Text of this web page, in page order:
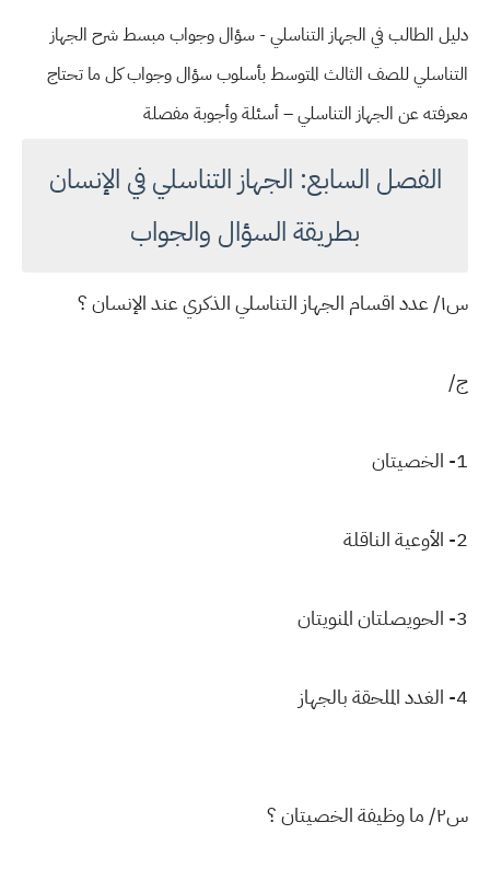
دليل الطالب في الجهاز التناسلي - سؤال وجواب مبسط شرح الجهاز
التناسلي للصف الثالث المتوسط بأسلوب سؤال وجواب كل ما تحتاج
معرفته عن الجهاز التناسلي – أسئلة وأجوبة مفصلة
الفصل السابع: الجهاز التناسلي في الإنسان
بطريقة السؤال والجواب
س١/ عدد اقسام الجهاز التناسلي الذكري عند الإنسان ؟
ج/
1- الخصيتان
2- الأوعية الناقلة
3- الحويصلتان المنويتان
4- الغدد الملحقة بالجهاز
س٢/ ما وظيفة الخصيتان ؟